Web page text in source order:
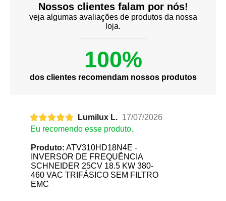
Nossos clientes falam por nós!
veja algumas avaliações de produtos da nossa
loja.
100%
dos clientes recomendam nossos produtos
Lumilux L. 17/07/2026
Eu recomendo esse produto.
Produto: ATV310HD18N4E -
INVERSOR DE FREQUÊNCIA
SCHNEIDER 25CV 18.5 KW 380-
460 VAC TRIFÁSICO SEM FILTRO
EMC